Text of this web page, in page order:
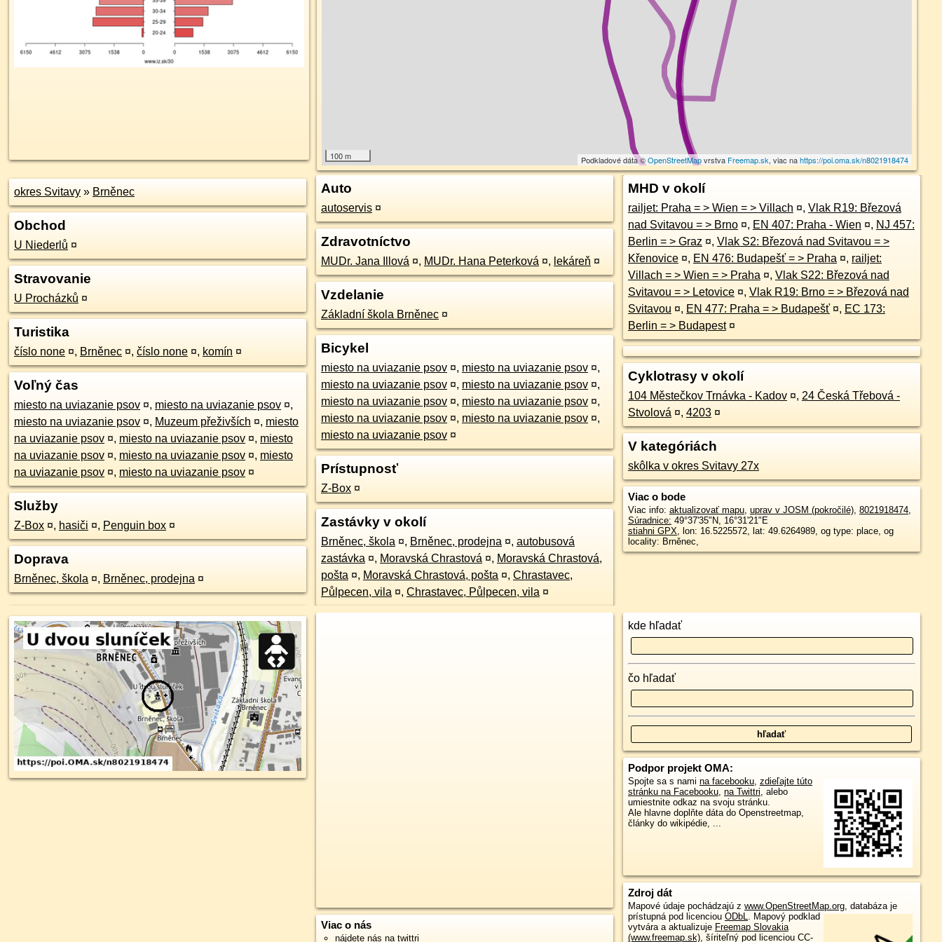
100 m Podkladové dáta ©OpenStreetMapvrstva Freemap.sk, viac nahttps://poi.oma.sk/n8021918474
okres Svitavy » Brněnec
Obchod
U Niederlů ¤
Stravovanie
U Procházků ¤
Turistika
číslo none ¤, Brněnec ¤, číslo none ¤, komín ¤
Voľný čas
miesto na uviazanie psov ¤, miesto na uviazanie psov ¤,
miesto na uviazanie psov ¤, Muzeum přeživších ¤, miesto
na uviazanie psov ¤, miesto na uviazanie psov ¤, miesto
na uviazanie psov ¤, miesto na uviazanie psov ¤, miesto
na uviazanie psov ¤, miesto na uviazanie psov ¤
Služby
Z-Box ¤, hasiči ¤, Penguin box ¤
Doprava
Brněnec, škola ¤, Brněnec, prodejna ¤
Auto
autoservis ¤
Zdravotníctvo
MUDr. Jana Illová ¤, MUDr. Hana Peterková ¤, lekáreň ¤
Vzdelanie
Základní škola Brněnec ¤
Bicykel
miesto na uviazanie psov ¤, miesto na uviazanie psov ¤,
miesto na uviazanie psov ¤, miesto na uviazanie psov ¤,
miesto na uviazanie psov ¤, miesto na uviazanie psov ¤,
miesto na uviazanie psov ¤, miesto na uviazanie psov ¤,
miesto na uviazanie psov ¤
Prístupnosť
Z-Box ¤
Zastávky v okolí
Brněnec, škola ¤, Brněnec, prodejna ¤, autobusová
zastávka ¤, Moravská Chrastová ¤, Moravská Chrastová,
pošta ¤, Moravská Chrastová, pošta ¤, Chrastavec,
Půlpecen, vila ¤, Chrastavec, Půlpecen, vila ¤
MHD v okolí
railjet: Praha = > Wien = > Villach ¤, Vlak R19: Březová
nad Svitavou = > Brno ¤, EN 407: Praha - Wien ¤, NJ 457:
Berlin = > Graz ¤, Vlak S2: Březová nad Svitavou = >
Křenovice ¤, EN 476: Budapešť = > Praha ¤, railjet:
Villach = > Wien = > Praha ¤, Vlak S22: Březová nad
Svitavou = > Letovice ¤, Vlak R19: Brno = > Březová nad
Svitavou ¤, EN 477: Praha = > Budapešť ¤, EC 173:
Berlin = > Budapest ¤
Cyklotrasy v okolí
104 Městečkov Trnávka - Kadov ¤, 24 Česká Třebová -
Stvolová ¤, 4203 ¤
V kategóriách
skôlka v okres Svitavy 27x
Viac o bode
Viac info: aktualizovať mapu, uprav v JOSM (pokročilé), 8021918474,
Súradnice: 49°37'35"N, 16°31'21"E
stiahni GPX, lon: 16.5225572, lat: 49.6264989, og type: place, og
locality: Brněnec,
Viac o nás
nájdete nás na twittri
kde hľadať
čo hľadať
Podpor projekt OMA:
Spojte sa s nami na facebooku, zdieľajte túto
stránku na Facebooku, na Twittri, alebo
umiestnite odkaz na svoju stránku.
Ale hlavne doplňte dáta do Openstreetmap,
články do wikipédie, ...
Zdroj dát
Mapové údaje pochádzajú z www.OpenStreetMap.org, databáza je
prístupná pod licenciou ODbL. Mapový podklad
vytvára a aktualizuje Freemap Slovakia
(www.freemap.sk), šíriteľný pod licenciou CC-